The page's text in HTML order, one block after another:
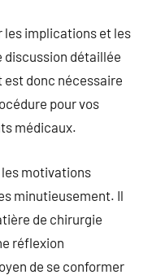
les implications et les
discussion détaillée
donc nécessaire
pour vos
médicaux.
les motivations
minutieusement. Il
de chirurgie
réflexion
de se conformer